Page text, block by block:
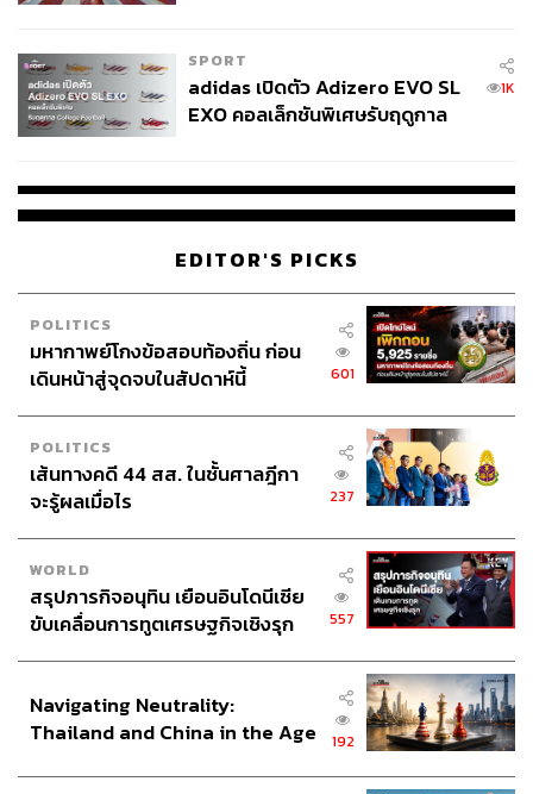
SPORT
adidas เปิดตัว Adizero EVO SL
EXO คอลเล็กชันพิเศษรับฤดูกาล
1K
EDITOR'S PICKS
POLITICS
มหากาพย์โกงข้อสอบท้องถิ่น ก่อน
เดินหน้าสู่จุดจบในสัปดาห์นี้
601
POLITICS
เส้นทางคดี 44 สส. ในชั้นศาลฎีกา
จะรู้ผลเมื่อไร
237
WORLD
สรุปภารกิจอนุทิน เยือนอินโดนีเซีย
ขับเคลื่อนการทูตเศรษฐกิจเชิงรุก
557
Navigating Neutrality:
Thailand and China in the Age
192